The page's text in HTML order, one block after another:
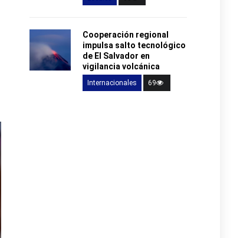
Cooperación regional
impulsa salto tecnológico
de El Salvador en
vigilancia volcánica
Internacionales 69